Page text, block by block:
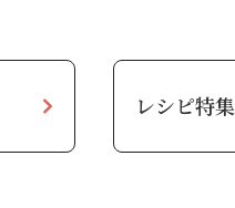
レシピ特集